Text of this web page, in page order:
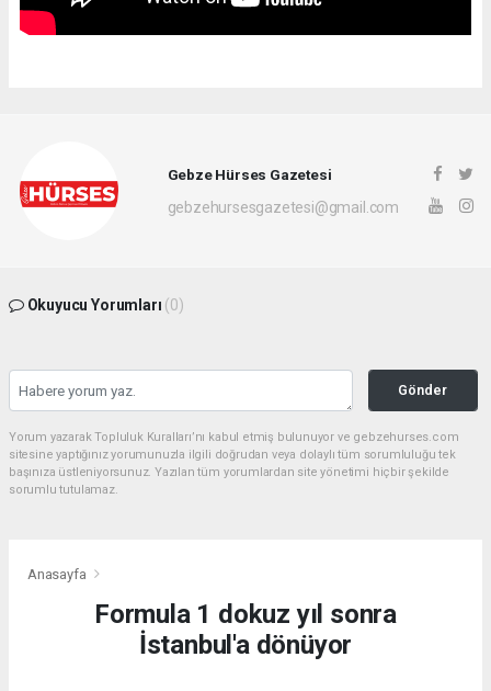
Gebze Hürses Gazetesi
gebzehursesgazetesi@gmail.com
Okuyucu Yorumları (0)
Gönder
Yorum yazarak Topluluk Kuralları’nı kabul etmiş bulunuyor ve gebzehurses.com
sitesine yaptığınız yorumunuzla ilgili doğrudan veya dolaylı tüm sorumluluğu tek
başınıza üstleniyorsunuz. Yazılan tüm yorumlardan site yönetimi hiçbir şekilde
sorumlu tutulamaz.
Anasayfa
Formula 1 dokuz yıl sonra
İstanbul'a dönüyor